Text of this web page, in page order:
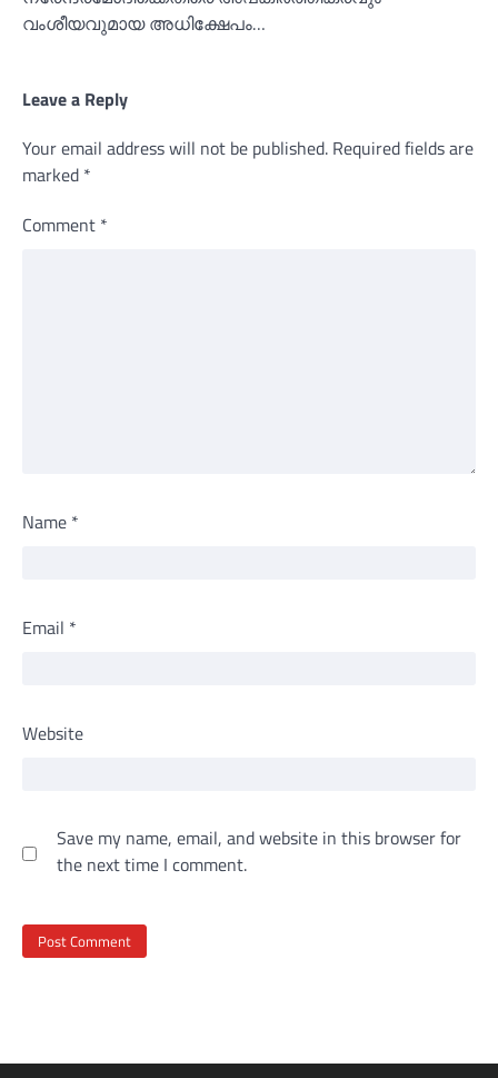
വംശീയവുമായ അധിക്ഷേപം…
Leave a Reply
Your email address will not be published. Required fields are
marked *
Comment *
Name *
Email *
Website
Save my name, email, and website in this browser for
the next time I comment.